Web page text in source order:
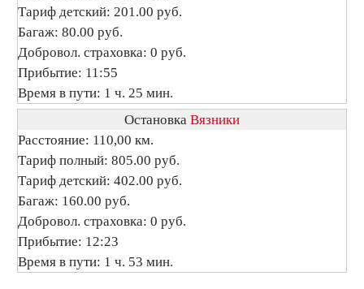
Тариф детский: 201.00 руб.
Багаж: 80.00 руб.
Добровол. страховка: 0 руб.
Прибытие: 11:55
Время в пути: 1 ч. 25 мин.
Остановка Вязники
Расстояние: 110,00 км.
Тариф полный: 805.00 руб.
Тариф детский: 402.00 руб.
Багаж: 160.00 руб.
Добровол. страховка: 0 руб.
Прибытие: 12:23
Время в пути: 1 ч. 53 мин.